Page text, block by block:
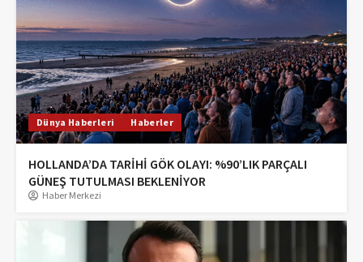
Dünya Haberleri Haberler
HOLLANDA’DA TARİHİ GÖK OLAYI: %90’LIK PARÇALI
GÜNEŞ TUTULMASI BEKLENİYOR
Haber Merkezi